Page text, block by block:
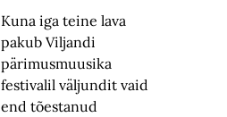
Kuna iga teine lava
pakub Viljandi
pärimusmuusika
festivalil väljundit vaid
end tõestanud